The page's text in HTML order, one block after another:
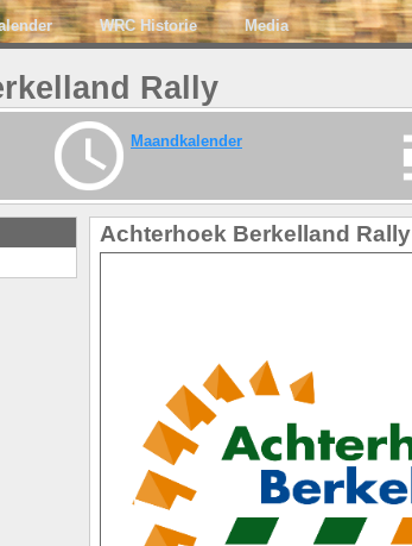
WRC Historie Media
Rally
Maandkalender
Achterhoek Berkelland Rally